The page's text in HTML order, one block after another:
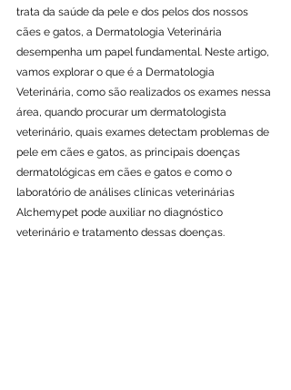
trata da saúde da pele e dos pelos dos nossos
cães e gatos, a Dermatologia Veterinária
desempenha um papel fundamental. Neste artigo,
vamos explorar o que é a Dermatologia
Veterinária, como são realizados os exames nessa
área, quando procurar um dermatologista
veterinário, quais exames detectam problemas de
pele em cães e gatos, as principais doenças
dermatológicas em cães e gatos e como o
laboratório de análises clínicas veterinárias
Alchemypet pode auxiliar no diagnóstico
veterinário e tratamento dessas doenças.